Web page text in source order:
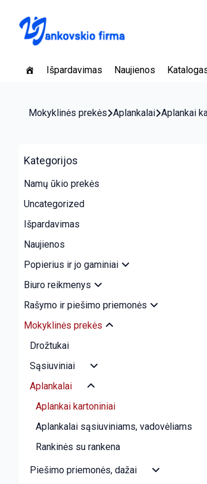
Išpardavimas Naujienos
Mokyklinės prekės Aplankalai Aplankai
Kategorijos
Namų ūkio prekės
Uncategorized
Išpardavimas
Naujienos
Popierius ir jo gaminiai
Biuro reikmenys
Rašymo ir piešimo priemonės
Mokyklinės prekės
Drožtukai
Sąsiuviniai
Aplankalai
Aplankai kartoniniai
Aplankalai sąsiuviniams, vadovėliams
Rankinės su rankena
Piešimo priemonės, dažai